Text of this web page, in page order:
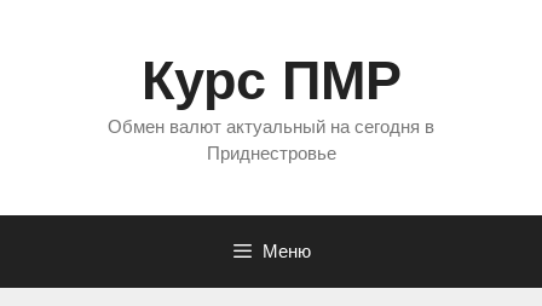
Курс ПМР
Обмен валют актуальный на сегодня в
Приднестровье
Меню